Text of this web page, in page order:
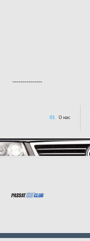
---------------
01. О нас